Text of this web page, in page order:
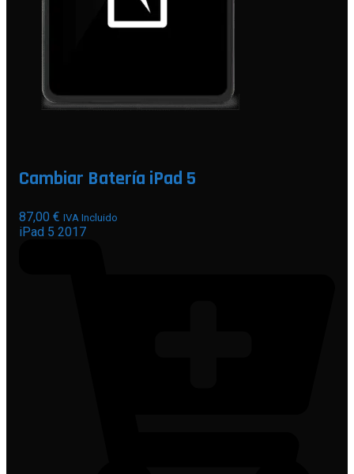
Cambiar Batería iPad 5
87,00 € IVA Incluido
iPad 5 2017